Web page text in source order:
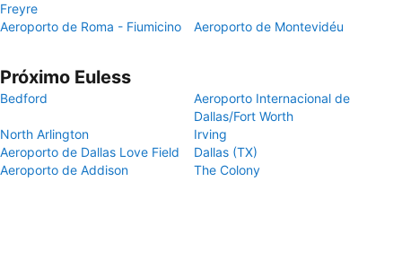
Freyre
Aeroporto de Roma - Fiumicino Aeroporto de Montevidéu
Próximo Euless
Bedford
Aeroporto Internacional de
Dallas/Fort Worth
North Arlington
Irving
Aeroporto de Dallas Love Field
Dallas (TX)
Aeroporto de Addison
The Colony